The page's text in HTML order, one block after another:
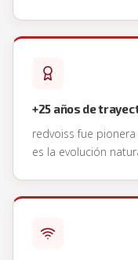
+25 años de
redvoiss fue pionera
es la evolución